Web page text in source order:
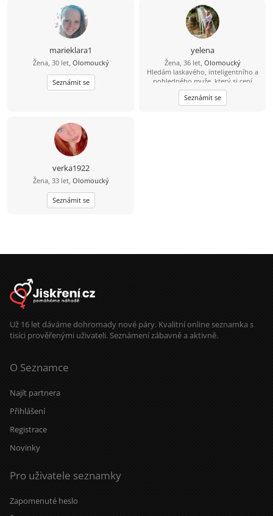
marieklara1
Žena, 30 let, Olomoucký
Seznámit se
yelena
Žena, 36 let, Olomoucký
Hledám laskavého, inteligentního a
pohledného muže, který si cení
upřímnosti a miluje pohodlí.
Seznámit se
verka1922
Žena, 33 let, Olomoucký
Seznámit se
Už 16 let dáváme dohromady nové páry. Kvalitní online seznamka s
tisíci prověřenými uživateli. Seznámení zábavně a aktivně.
O Seznamce
Najít partnera
Přihlášení
Registrace
Novinky
Pro uživatele seznamky
Zapomenuté heslo